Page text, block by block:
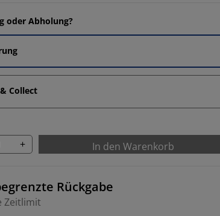
oder Abholung?
Collect
+ In den Warenkorb
Rückgabe
Zeitlimit